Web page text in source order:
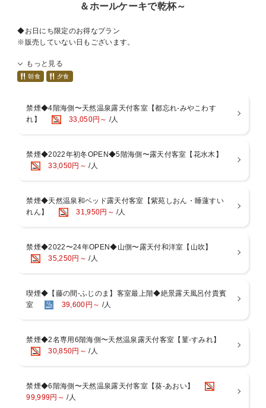
◆朝食◆ AM7：30〜 又は AM8：00〜
朝食膳をご用意します。
夕食と同じ場所でお召し上がりいただきます。
◆お風呂◆
駿河湾を望む最上階にございます。
〜湯上り処には無料のお飲み物もご用意がございます〜
・ラウンジ「海石榴」 60分飲み放題1500円(金・土・日営業/月〜木事
前予約）
＆ホールケーキで乾杯～
◆お日にち限定のお得なプラン
※販売していない日もございます。
・源泉100％掛流しの専用樽露天付
・お部屋タイプの指定は不可（和室・洋室、階数など選べません）
----------ご予約の際のご注意----------
・喫煙可能な客室はご希望によりオゾン脱臭を施しますが、全て除去
けできない場合がございます。
※いずれもご予約時またはご宿泊前日までにお申し付けください。
*:..。o○*:..。o○*:..。o○
鮮会席10品前後をお楽しみいただきます。
温度を大切にご用意いたします。
ある程度の品数を最初にご用意の後、温かいお料理を差し込みご提供
いたします。
◆お食事場所について◆
・食事処（広間・衝立）
もっと見る
朝食 夕食
禁煙◆4階海側〜天然温泉露天付客室【都忘れ-みやこわす
れ】
33,050円～ /人
禁煙◆2022年初冬OPEN◆5階海側〜露天付客室【花水木】
33,050円～ /人
禁煙◆天然温泉和ベッド露天付客室【紫苑しおん・睡蓮すい
れん】
31,950円～ /人
禁煙◆2022〜24年OPEN◆山側〜露天付和洋室【山吹】
35,250円～ /人
喫煙◆【藤の間-ふじのま】客室最上階◆絶景露天風呂付貴賓
室
39,600円～ /人
禁煙◆2名専用6階海側〜天然温泉露天付客室【菫-すみれ】
30,850円～ /人
禁煙◆6階海側〜天然温泉露天付客室【葵-あおい】
99,999円～ /人